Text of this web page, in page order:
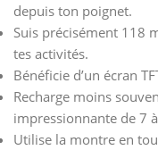
depuis ton poignet.
Suis précisément 118
tes activités.
Bénéficie d’un écran
Recharge moins
impressionnante de 7
Utilise la montre en